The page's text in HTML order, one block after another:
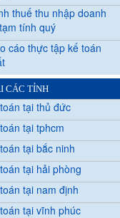
thuế thu nhập doanh
tính quý
cáo thực tập kế toán
CÁC TỈNH
tại thủ đức
tại tphcm
tại bắc ninh
tại hải phòng
tại nam định
tại vĩnh phúc